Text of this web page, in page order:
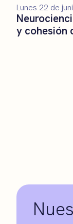
y cohesión
Lunes 22 de